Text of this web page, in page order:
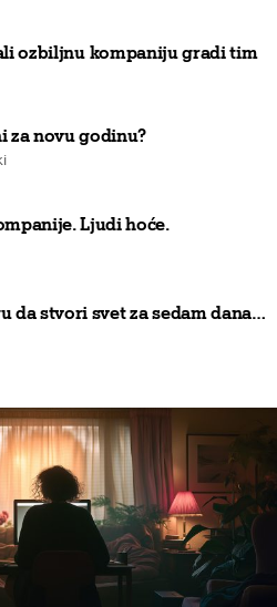
ozbiljnu kompaniju gradi tim
za novu godinu?
Ljudi hoće.
da stvori svet za sedam dana…